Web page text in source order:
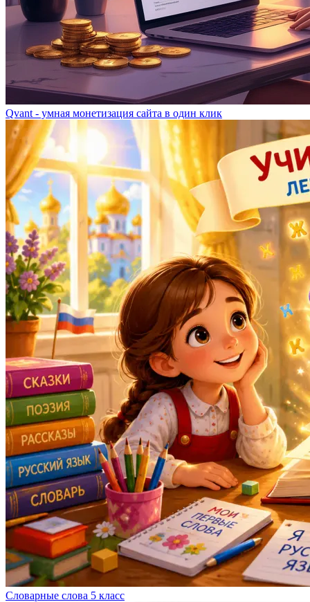
Qvant - умная монетизация сайта в один клик
Словарные слова 5 класс